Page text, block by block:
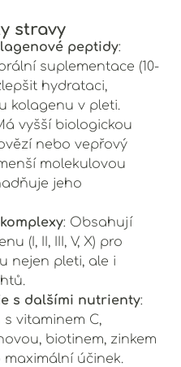
stravy
peptidy:
suplementace (10-
hydrataci,
kolagenu v pleti.
vyšší biologickou
nebo vepřový
molekulovou
jeho
: Obsahují
(I, II, III, V, X) pro
nejen pleti, ale i
s dalšími nutrienty:
vitaminem C,
biotinem, zinkem
účinek.